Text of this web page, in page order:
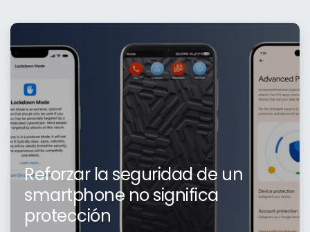
Reforzar la seguridad de un
smartphone no significa
protección